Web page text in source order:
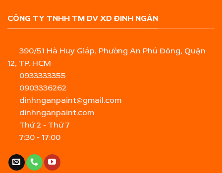
CÔNG TY TNHH TM DV XD ĐINH NGÂN
390/51 Hà Huy Giáp, Phường An Phú Đông, Quận
12, TP. HCM
0933333355
0903336262
dinhnganpaint@gmail.com
dinhnganpaint.com
Thứ 2 - Thứ 7
7:30 - 17:00